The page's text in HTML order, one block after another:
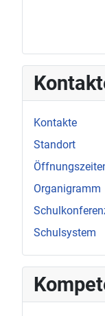
Kontakte
Standort
Organigramm
Schulsystem